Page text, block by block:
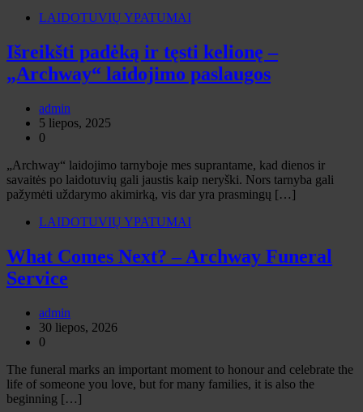
LAIDOTUVIŲ YPATUMAI
Išreikšti padėką ir tęsti kelionę –
„Archway“ laidojimo paslaugos
admin
5 liepos, 2025
0
„Archway“ laidojimo tarnyboje mes suprantame, kad dienos ir
savaitės po laidotuvių gali jaustis kaip neryški. Nors tarnyba gali
pažymėti uždarymo akimirką, vis dar yra prasmingų […]
LAIDOTUVIŲ YPATUMAI
What Comes Next? – Archway Funeral
Service
admin
30 liepos, 2026
0
The funeral marks an important moment to honour and celebrate the
life of someone you love, but for many families, it is also the
beginning […]